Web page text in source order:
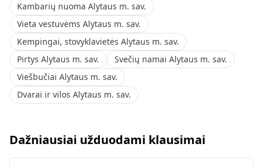
Kambarių nuoma Alytaus m. sav.
Vieta vestuvėms Alytaus m. sav.
Kempingai, stovyklavietės Alytaus m. sav.
Pirtys Alytaus m. sav.
Svečių namai Alytaus m. sav.
Viešbučiai Alytaus m. sav.
Dvarai ir vilos Alytaus m. sav.
Dažniausiai užduodami klausimai